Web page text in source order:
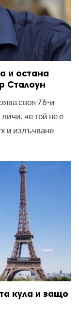
и остана
Сталоун
своя 76-и
че той не е
и излъчване
кула и защо